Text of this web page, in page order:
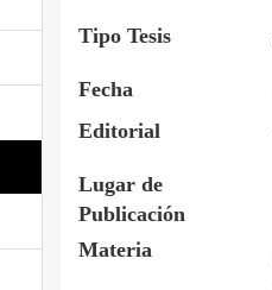
Tipo Tesis
Fecha
Editorial
Lugar de
Publicación
Materia